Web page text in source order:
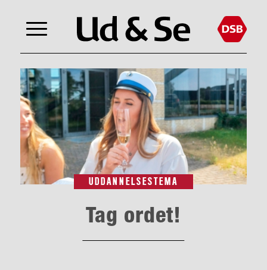
UDDANNELSESTEMA
Tag ordet!